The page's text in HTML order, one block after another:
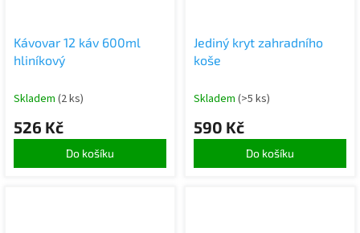
Kávovar 12 káv 600ml
hliníkový
Skladem (2 ks)
526 Kč
Do košíku
Jediný kryt zahradního
koše
Skladem (>5 ks)
590 Kč
Do košíku